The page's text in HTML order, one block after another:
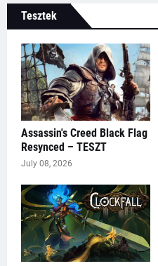
Tesztek
Assassin's Creed Black Flag
Resynced – TESZT
July 08, 2026